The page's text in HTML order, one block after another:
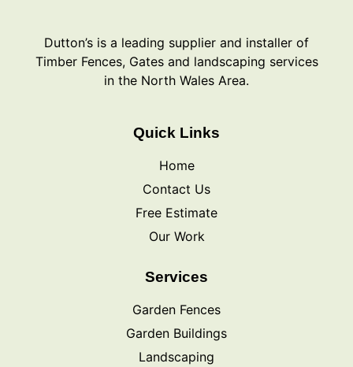
Dutton’s is a leading supplier and installer of
Timber Fences, Gates and landscaping services
in the North Wales Area.
Quick Links
Home
Contact Us
Free Estimate
Our Work
Services
Garden Fences
Garden Buildings
Landscaping